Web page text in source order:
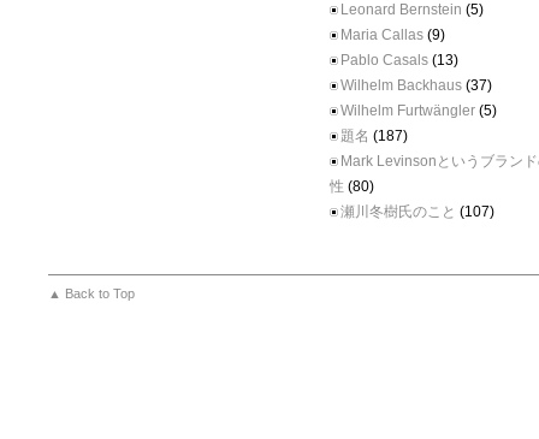
Leonard Bernstein (5)
Maria Callas (9)
Pablo Casals (13)
Wilhelm Backhaus (37)
Wilhelm Furtwängler (5)
題名 (187)
Mark Levinsonというブラン
性 (80)
瀬川冬樹氏のこと (107)
▲ Back to Top